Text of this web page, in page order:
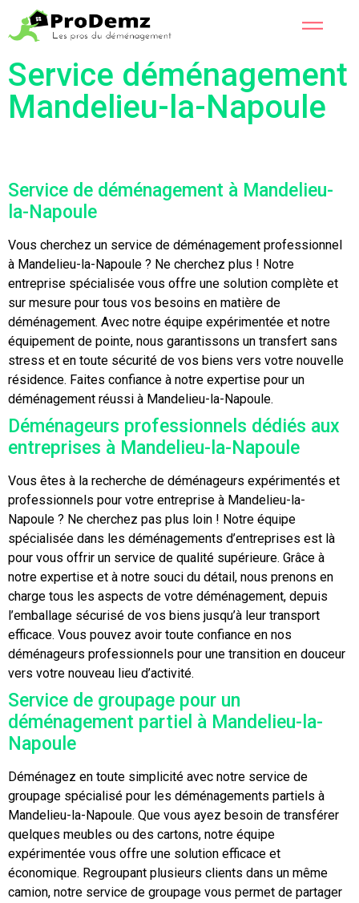
Service déménagement
Mandelieu-la-Napoule
Service de déménagement à Mandelieu-
la-Napoule
Vous cherchez un service de déménagement professionnel
à Mandelieu-la-Napoule ? Ne cherchez plus ! Notre
entreprise spécialisée vous offre une solution complète et
sur mesure pour tous vos besoins en matière de
déménagement. Avec notre équipe expérimentée et notre
équipement de pointe, nous garantissons un transfert sans
stress et en toute sécurité de vos biens vers votre nouvelle
résidence. Faites confiance à notre expertise pour un
déménagement réussi à Mandelieu-la-Napoule.
Déménageurs professionnels dédiés aux
entreprises à Mandelieu-la-Napoule
Vous êtes à la recherche de déménageurs expérimentés et
professionnels pour votre entreprise à Mandelieu-la-
Napoule ? Ne cherchez pas plus loin ! Notre équipe
spécialisée dans les déménagements d’entreprises est là
pour vous offrir un service de qualité supérieure. Grâce à
notre expertise et à notre souci du détail, nous prenons en
charge tous les aspects de votre déménagement, depuis
l’emballage sécurisé de vos biens jusqu’à leur transport
efficace. Vous pouvez avoir toute confiance en nos
déménageurs professionnels pour une transition en douceur
vers votre nouveau lieu d’activité.
Service de groupage pour un
déménagement partiel à Mandelieu-la-
Napoule
Déménagez en toute simplicité avec notre service de
groupage spécialisé pour les déménagements partiels à
Mandelieu-la-Napoule. Que vous ayez besoin de transférer
quelques meubles ou des cartons, notre équipe
expérimentée vous offre une solution efficace et
économique. Regroupant plusieurs clients dans un même
camion, notre service de groupage vous permet de partager